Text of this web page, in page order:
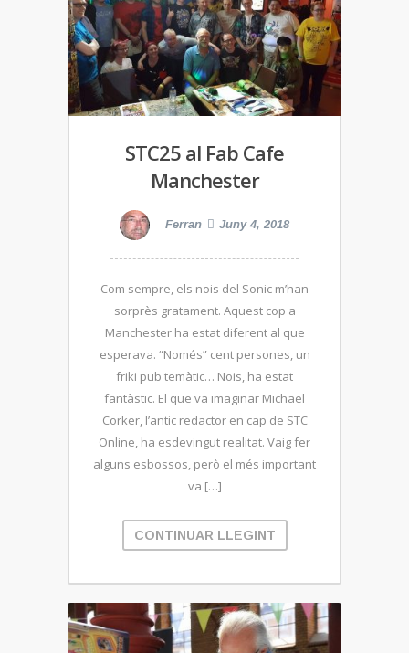
STC25 al Fab Cafe
Manchester
Ferran Juny 4, 2018
Com sempre, els nois del Sonic m’han
sorprès gratament. Aquest cop a
Manchester ha estat diferent al que
esperava. “Només” cent persones, un
friki pub temàtic… Nois, ha estat
fantàstic. El que va imaginar Michael
Corker, l’antic redactor en cap de STC
Online, ha esdevingut realitat. Vaig fer
alguns esbossos, però el més important
va […]
CONTINUAR LLEGINT